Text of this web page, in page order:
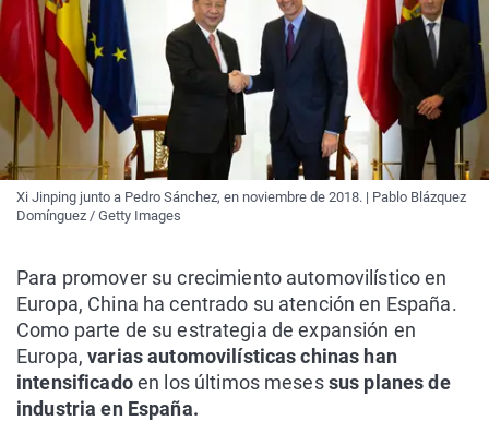
Xi Jinping junto a Pedro Sánchez, en noviembre de 2018. | Pablo Blázquez
Domínguez / Getty Images
Para promover su crecimiento automovilístico en
Europa, China ha centrado su atención en España.
Como parte de su estrategia de expansión en
Europa,varias automovilísticas chinas han
intensificadoen los últimos mesessus planes de
industria en España.